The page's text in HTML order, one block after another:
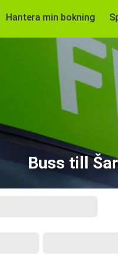
Hantera min bokning
Buss till